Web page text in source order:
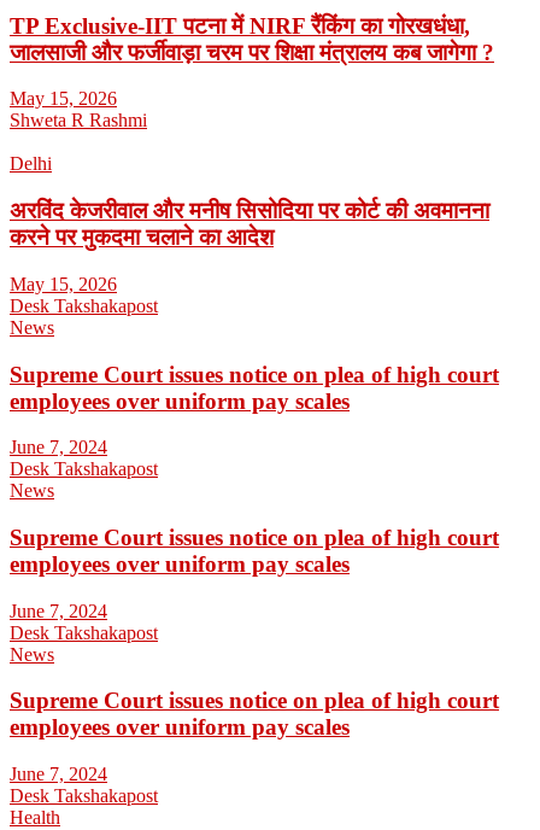
TP Exclusive-IIT पटना में NIRF रैंकिंग का गोरखधंधा,
जालसाजी और फर्जीवाड़ा चरम पर शिक्षा मंत्रालय कब जागेगा ?
May 15, 2026
Shweta R Rashmi
Delhi
अरविंद केजरीवाल और मनीष सिसोदिया पर कोर्ट की अवमानना
करने पर मुकदमा चलाने का आदेश
May 15, 2026
Desk Takshakapost
News
Supreme Court issues notice on plea of high court
employees over uniform pay scales
June 7, 2024
Desk Takshakapost
News
Supreme Court issues notice on plea of high court
employees over uniform pay scales
June 7, 2024
Desk Takshakapost
News
Supreme Court issues notice on plea of high court
employees over uniform pay scales
June 7, 2024
Desk Takshakapost
Health